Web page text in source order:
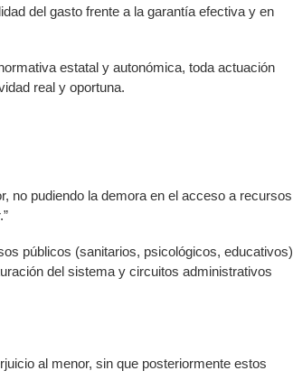
del gasto frente a la garantía efectiva y en
estatal y autonómica, toda actuación
real y oportuna.
no pudiendo la demora en el acceso a recursos
públicos (sanitarios, psicológicos, educativos)
del sistema y circuitos administrativos
al menor, sin que posteriormente estos